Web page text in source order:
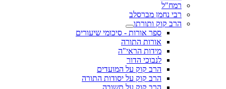
רמח"ל
רבי נחמן מברסלב
הרב קוק ותורתו
ספר אורות - סיכומי שיעורים
אורות התורה
מידות הראי"ה
לנבוכי הדור
הרב קוק על המועדים
הרב קוק על יסודות התורה
הרב קוק על תשובה